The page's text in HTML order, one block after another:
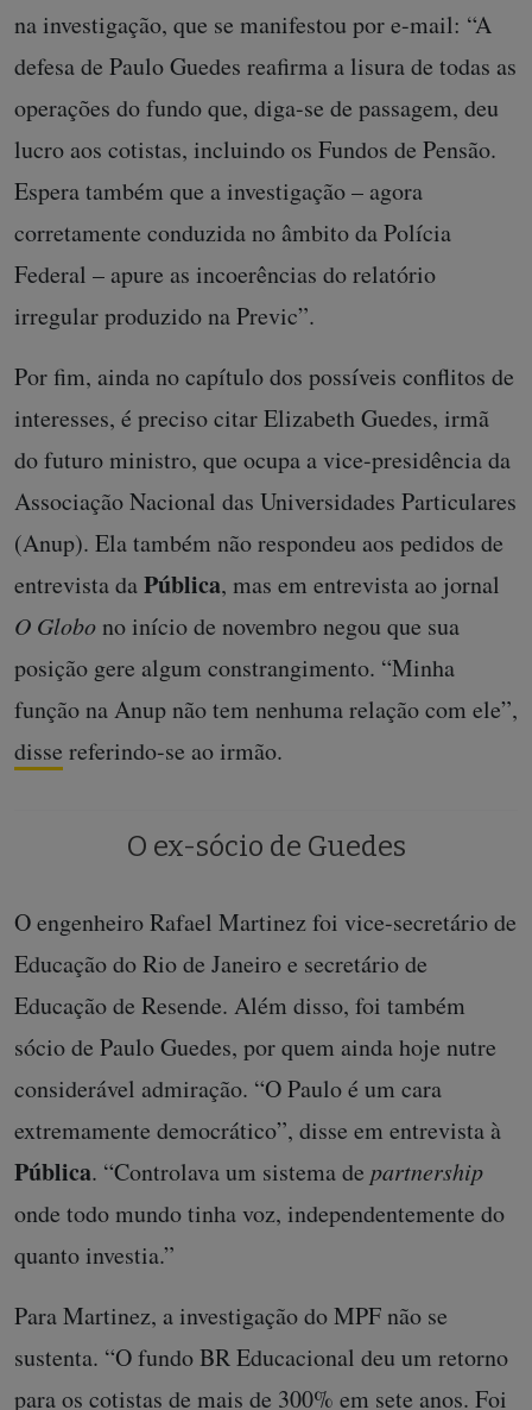
na investigação, que se manifestou por e-mail: “A
defesa de Paulo Guedes reafirma a lisura de todas as
operações do fundo que, diga-se de passagem, deu
lucro aos cotistas, incluindo os Fundos de Pensão.
Espera também que a investigação – agora
corretamente conduzida no âmbito da Polícia
Federal – apure as incoerências do relatório
irregular produzido na Previc”.
Por fim, ainda no capítulo dos possíveis conflitos de
interesses, é preciso citar Elizabeth Guedes, irmã
do futuro ministro, que ocupa a vice-presidência da
Associação Nacional das Universidades Particulares
(Anup). Ela também não respondeu aos pedidos de
entrevista daPública, mas em entrevista ao jornal
O Globono início de novembro negou que sua
posição gere algum constrangimento. “Minha
função na Anup não tem nenhuma relação com ele”,
disse referindo-se ao irmão.
O ex-sócio de Guedes
O engenheiro Rafael Martinez foi vice-secretário de
Educação do Rio de Janeiro e secretário de
Educação de Resende. Além disso, foi também
sócio de Paulo Guedes, por quem ainda hoje nutre
considerável admiração. “O Paulo é um cara
extremamente democrático”, disse em entrevista à
Pública. “Controlava um sistema de partnership
onde todo mundo tinha voz, independentemente do
quanto investia.”
Para Martinez, a investigação do MPF não se
sustenta. “O fundo BR Educacional deu um retorno
para os cotistas de mais de 300% em sete anos. Foi